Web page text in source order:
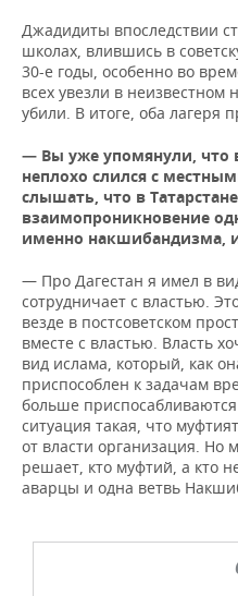
Джадидиты впоследствии
школах, влившись в
30-е годы, особенно во
всех увезли в
убили. В итоге, оба лагеря
— Вы уже упомянули, что
неплохо слился с
слышать, что в
взаимопроникновение
именно накшибандизма,
— Про Дагестан я имел в
сотрудничает с властью.
везде в постсоветском
вместе с властью. Власть
вид ислама, который, как
приспособлен к задачам
больше
ситуация такая, что
от власти организация. Но
решает, кто муфтий, а кто
аварцы и одна ветвь